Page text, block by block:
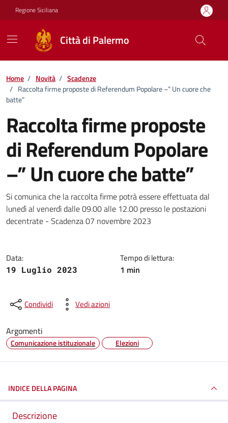
Vai ai contenuti
Vai al footer
Regione Siciliana
Città di Palermo
Home / Novità / Scadenze
/ Raccolta firme proposte di Referendum Popolare –” Un cuore che
batte”
Raccolta firme proposte
di Referendum Popolare
–” Un cuore che batte”
Dettagli della notizia
Si comunica che la raccolta firme potrà essere effettuata dal
lunedì al venerdì dalle 09.00 alle 12.00 presso le postazioni
decentrate - Scadenza 07 novembre 2023
Data:
19 Luglio 2023
Tempo di lettura:
1 min
Condividi Vedi azioni
Argomenti
Comunicazione istituzionale Elezioni
INDICE DELLA PAGINA
Descrizione